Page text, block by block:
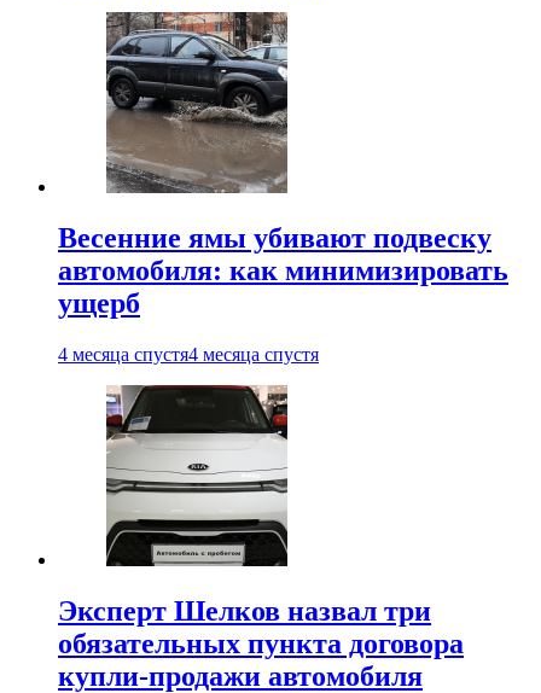
Весенние ямы убивают подвеску
автомобиля: как минимизировать
ущерб
4 месяца спустя4 месяца спустя
Эксперт Шелков назвал три
обязательных пункта договора
купли-продажи автомобиля